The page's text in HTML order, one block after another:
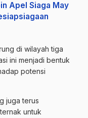
Apel Siaga May
di wilayah tiga
ini menjadi bentuk
potensi
juga terus
untuk